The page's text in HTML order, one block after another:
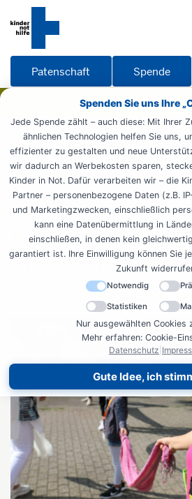
Spenden Sie uns Ihre
Jede Spende zählt – auch diese: Mit Ihrer
ähnlichen Technologien helfen Sie uns,
effizienter zu gestalten und neue
wir dadurch an Werbekosten sparen,
Kinder in Not. Dafür verarbeiten wir – die
Partner – personenbezogene Daten (z.B.
und Marketingzwecken, einschließlich
kann eine Datenübermittlung in
einschließen, in denen kein
garantiert ist. Ihre Einwilligung können Sie
Zukunft
Notwendig
Statistiken
Nur ausgewählten Cookies
Mehr erfahren: Cookie-
Datenschutz
Gute Idee, ich
Patenschaft Spende
Startseite Weltweit aktiv
Weidemann Blog
Weltweit
Menschenkette für Menschlichkeit
19.09.2021
Hand in Hand
Menschlichkeit